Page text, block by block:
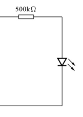
登入
入
），經註冊本
統公司）所有或